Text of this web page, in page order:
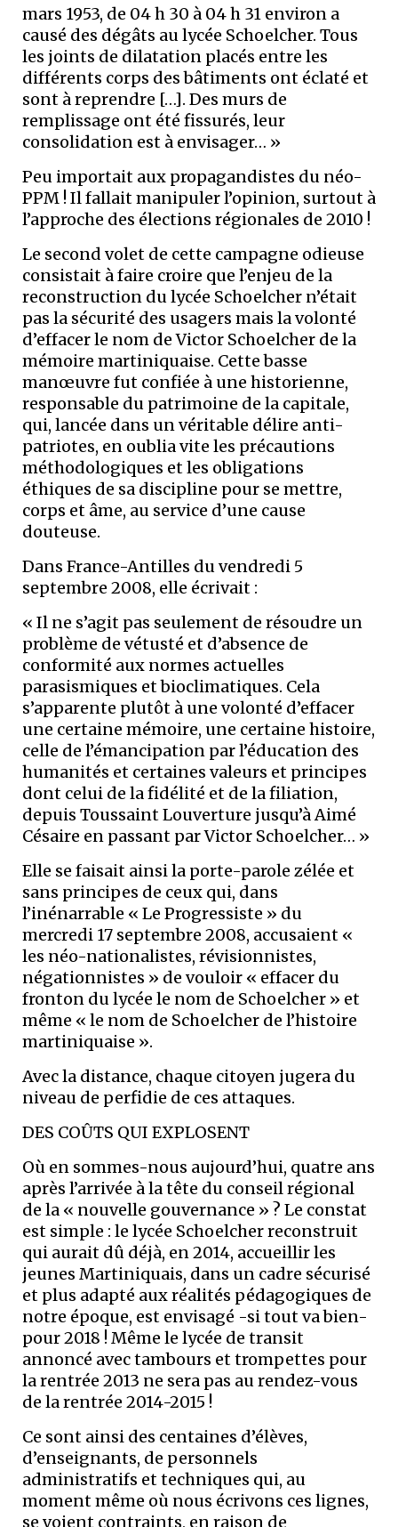
mars 1953, de 04 h 30 à 04 h 31 environ a
causé des dégâts au lycée Schoelcher. Tous
les joints de dilatation placés entre les
différents corps des bâtiments ont éclaté et
sont à reprendre […]. Des murs de
remplissage ont été fissurés, leur
consolidation est à envisager… »
Peu importait aux propagandistes du néo-
PPM ! Il fallait manipuler l’opinion, surtout à
l’approche des élections régionales de 2010 !
Le second volet de cette campagne odieuse
consistait à faire croire que l’enjeu de la
reconstruction du lycée Schoelcher n’était
pas la sécurité des usagers mais la volonté
d’effacer le nom de Victor Schoelcher de la
mémoire martiniquaise. Cette basse
manœuvre fut confiée à une historienne,
responsable du patrimoine de la capitale,
qui, lancée dans un véritable délire anti-
patriotes, en oublia vite les précautions
méthodologiques et les obligations
éthiques de sa discipline pour se mettre,
corps et âme, au service d’une cause
douteuse.
Dans France-Antilles du vendredi 5
septembre 2008, elle écrivait :
« Il ne s’agit pas seulement de résoudre un
problème de vétusté et d’absence de
conformité aux normes actuelles
parasismiques et bioclimatiques. Cela
s’apparente plutôt à une volonté d’effacer
une certaine mémoire, une certaine histoire,
celle de l’émancipation par l’éducation des
humanités et certaines valeurs et principes
dont celui de la fidélité et de la filiation,
depuis Toussaint Louverture jusqu’à Aimé
Césaire en passant par Victor Schoelcher… »
Elle se faisait ainsi la porte-parole zélée et
sans principes de ceux qui, dans
l’inénarrable « Le Progressiste » du
mercredi 17 septembre 2008, accusaient «
les néo-nationalistes, révisionnistes,
négationnistes » de vouloir « effacer du
fronton du lycée le nom de Schoelcher » et
même « le nom de Schoelcher de l’histoire
martiniquaise ».
Avec la distance, chaque citoyen jugera du
niveau de perfidie de ces attaques.
DES COÛTS QUI EXPLOSENT
Où en sommes-nous aujourd’hui, quatre ans
après l’arrivée à la tête du conseil régional
de la « nouvelle gouvernance » ? Le constat
est simple : le lycée Schoelcher reconstruit
qui aurait dû déjà, en 2014, accueillir les
jeunes Martiniquais, dans un cadre sécurisé
et plus adapté aux réalités pédagogiques de
notre époque, est envisagé -si tout va bien-
pour 2018 ! Même le lycée de transit
annoncé avec tambours et trompettes pour
la rentrée 2013 ne sera pas au rendez-vous
de la rentrée 2014-2015 !
Ce sont ainsi des centaines d’élèves,
d’enseignants, de personnels
administratifs et techniques qui, au
moment même où nous écrivons ces lignes,
se voient contraints, en raison de